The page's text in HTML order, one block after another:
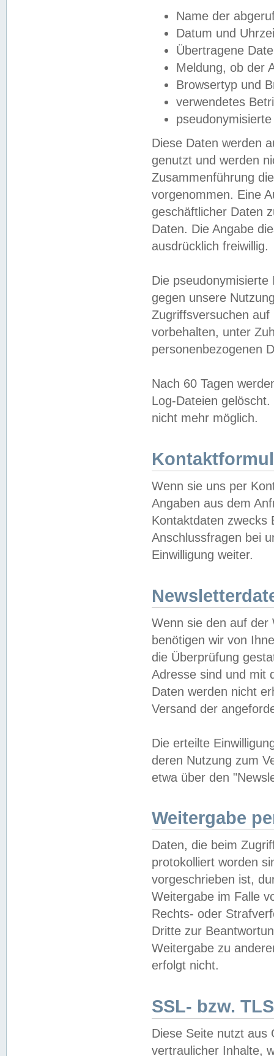
Name der
Datum und
Übertragene
Meldung, ob der
Browsertyp und
verwendetes
Diese Daten werden
genutzt und werden
Zusammenführung
vorgenommen. Eine
geschäftlicher Daten
Daten. Die Angabe
ausdrücklich freiwillig.
Die
gegen unsere
Zugriffsversuchen
vorbehalten, unter
personenbezogenen
Nach 60 Tagen
Log-Dateien
nicht mehr möglich.
Wenn sie uns per
Angaben aus dem
Kontaktdaten zwecks
Anschlussfragen bei
Einwilligung weiter.
Wenn sie den auf der
benötigen wir von
die Überprüfung
Adresse sind und mit
Daten werden nicht
Versand der
Die erteilte
deren Nutzung zum
etwa über den
Weitergabe
Daten, die beim
protokolliert worden
vorgeschrieben ist,
Weitergabe im Falle
Rechts- oder
Dritte zur
Weitergabe zu
erfolgt nicht.
SSL- bzw.
Diese Seite nutzt aus
vertraulicher Inhalte,